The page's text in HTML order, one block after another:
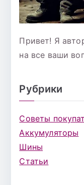
Привет! Я
на все ваши
Рубрики
Советы
Аккумуляторы
Шины
Статьи